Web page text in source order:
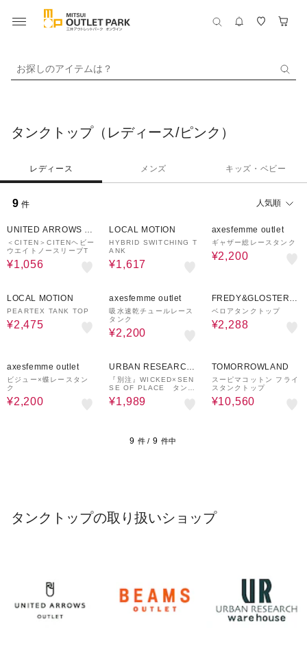
お探しのアイテムは？
タンクトップ（レディース/ピンク）
レディース メンズ キッズ・ベビー
9 件 人気順
UNITED ARROWS O
UTLET
＜CITEN＞CITENヘビー
ウエイトノースリーブT
¥1,056
LOCAL MOTION
HYBRID SWITCHING T
ANK
¥1,617
axesfemme outlet
ギャザー総レースタンク
¥2,200
LOCAL MOTION
PEARTEX TANK TOP
¥2,475
axesfemme outlet
吸水速乾チュールレース
タンク
¥2,200
FREDY&GLOSTER O
UTLET
ベロアタンクトップ
¥2,288
axesfemme outlet
ビジュー×蝶レースタン
ク
¥2,200
URBAN RESEARCH
ware house
『別注』WICKED×SEN
SE OF PLACE タンク
トップ
¥1,989
TOMORROWLAND
スーピマコットン フライ
スタンクトップ
¥10,560
9 件 / 9 件中
タンクトップの取り扱いショップ